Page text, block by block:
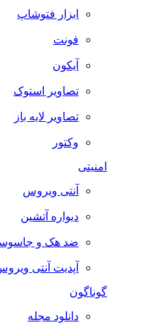
ابزار فتوشاپ
فونت
آیکون
تصاویر استوک
تصاویر لایه باز
وکتور
امنیتی
آنتی ویروس
دیواره آتشین
ضد هک و
آپدیت آنتی
گوناگون
دانلود مجله